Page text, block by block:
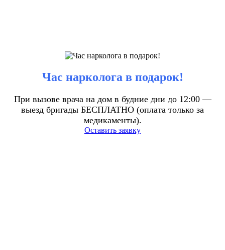
Час нарколога в подарок!
При вызове врача на дом в будние дни до 12:00 —
выезд бригады БЕСПЛАТНО (оплата только за
медикаменты).
Оставить заявку